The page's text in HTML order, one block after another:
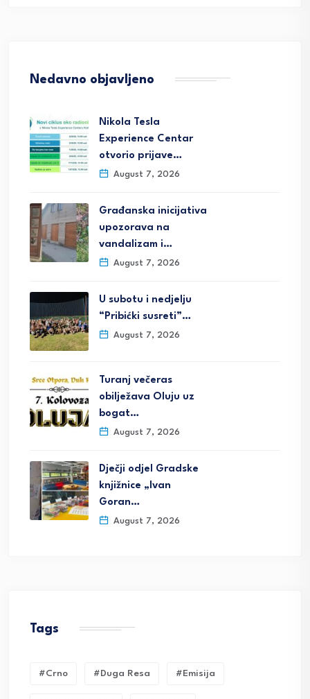
Nedavno objavljeno
Nikola Tesla
Experience Centar
otvorio prijave…
August 7, 2026
Građanska inicijativa
upozorava na
vandalizam i…
August 7, 2026
U subotu i nedjelju
“Pribićki susreti”…
August 7, 2026
Turanj večeras
obilježava Oluju uz
bogat…
August 7, 2026
Dječji odjel Gradske
knjižnice „Ivan
Goran…
August 7, 2026
Tags
#crno #duga Resa #emisija